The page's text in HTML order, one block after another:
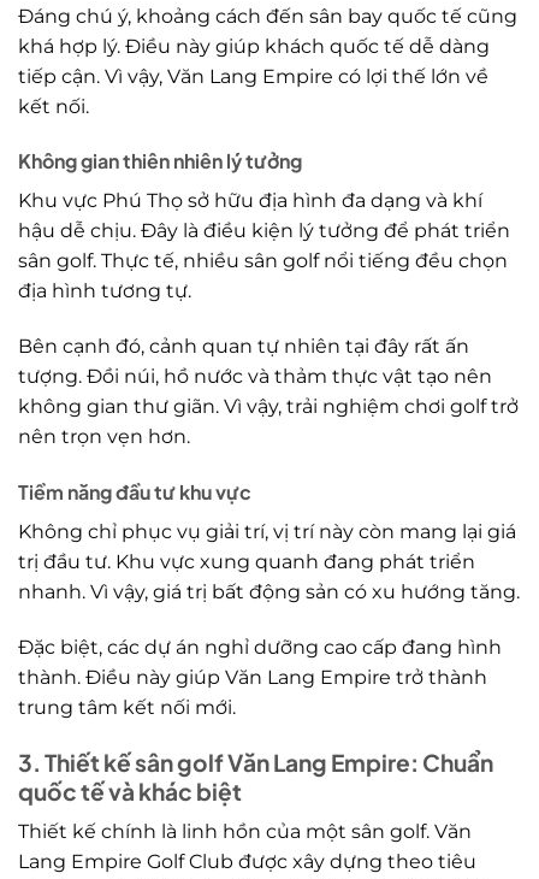
Đáng chú ý, khoảng cách đến sân bay quốc tế cũng
khá hợp lý. Điều này giúp khách quốc tế dễ dàng
tiếp cận. Vì vậy, Văn Lang Empire có lợi thế lớn về
kết nối.
Không gian thiên nhiên lý tưởng
Khu vực Phú Thọ sở hữu địa hình đa dạng và khí
hậu dễ chịu. Đây là điều kiện lý tưởng để phát triển
sân golf. Thực tế, nhiều sân golf nổi tiếng đều chọn
địa hình tương tự.
Bên cạnh đó, cảnh quan tự nhiên tại đây rất ấn
tượng. Đồi núi, hồ nước và thảm thực vật tạo nên
không gian thư giãn. Vì vậy, trải nghiệm chơi golf trở
nên trọn vẹn hơn.
Tiềm năng đầu tư khu vực
Không chỉ phục vụ giải trí, vị trí này còn mang lại giá
trị đầu tư. Khu vực xung quanh đang phát triển
nhanh. Vì vậy, giá trị bất động sản có xu hướng tăng.
Đặc biệt, các dự án nghỉ dưỡng cao cấp đang hình
thành. Điều này giúp Văn Lang Empire trở thành
trung tâm kết nối mới.
3. Thiết kế sân golf Văn Lang Empire: Chuẩn
quốc tế và khác biệt
Thiết kế chính là linh hồn của một sân golf. Văn
Lang Empire Golf Club được xây dựng theo tiêu